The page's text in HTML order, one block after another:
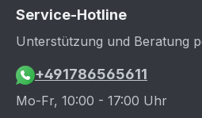
aufgelistet sein, so rufen Sie
eine E-Mail. Hersteller Modell
Typ kW Motortyp Polo VI GTI GB
147 DKZC Audi A1 II AW 147 DKZC
Hinweis: Bitte beachten
Service-Hotline
Unterstützung und Beratung
+491786565611
Mo-Fr, 10:00 - 17:00 Uhr